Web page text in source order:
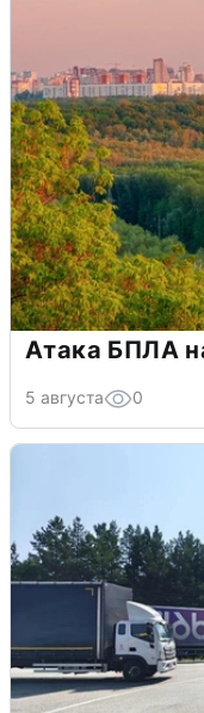
Атака БПЛА
5 августа 0